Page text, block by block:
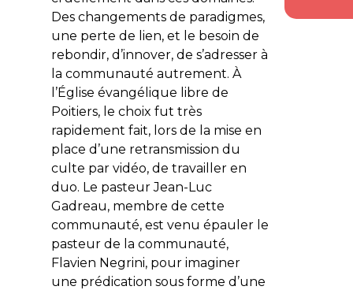
Des changements de paradigmes,
une perte de lien, et le besoin de
rebondir, d’innover, de s’adresser à
la communauté autrement. À
l’Église évangélique libre de
Poitiers, le choix fut très
rapidement fait, lors de la mise en
place d’une retransmission du
culte par vidéo, de travailler en
duo. Le pasteur Jean-Luc
Gadreau, membre de cette
communauté, est venu épauler le
pasteur de la communauté,
Flavien Negrini, pour imaginer
une prédication sous forme d’une